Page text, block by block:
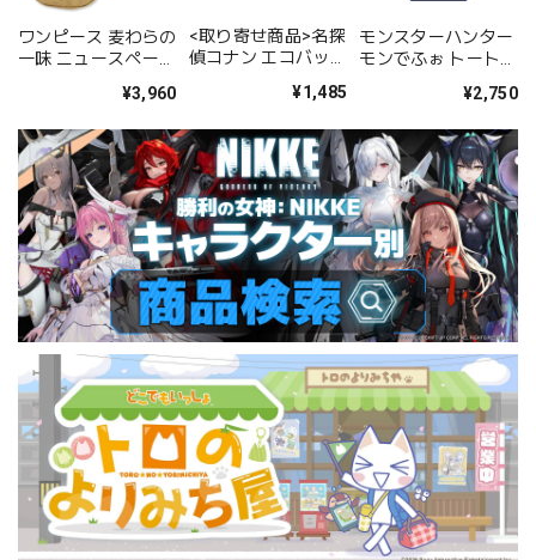
ワンピース 麦わらの
一味 ニュースペーパ
¥3,960
<取り寄せ商品>名探
偵コナン エコバッグ
¥1,485
モンスターハンター
モンでふぉ トートバ
¥2,750